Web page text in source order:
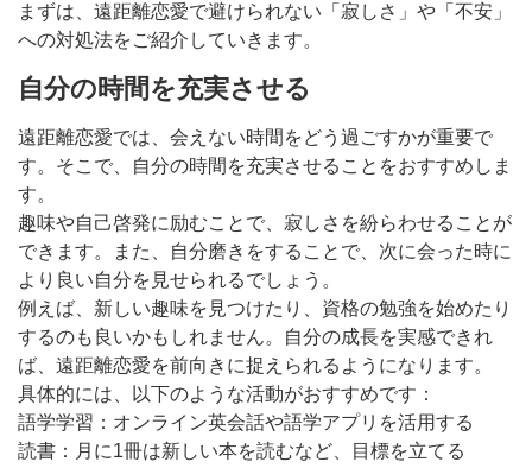
まずは、遠距離恋愛で避けられない「寂しさ」や「不安」
への対処法をご紹介していきます。
自分の時間を充実させる
遠距離恋愛では、会えない時間をどう過ごすかが重要で
す。そこで、自分の時間を充実させることをおすすめしま
す。
趣味や自己啓発に励むことで、寂しさを紛らわせることが
できます。また、自分磨きをすることで、次に会った時に
より良い自分を見せられるでしょう。
例えば、新しい趣味を見つけたり、資格の勉強を始めたり
するのも良いかもしれません。自分の成長を実感できれ
ば、遠距離恋愛を前向きに捉えられるようになります。
具体的には、以下のような活動がおすすめです：
語学学習：オンライン英会話や語学アプリを活用する
読書：月に1冊は新しい本を読むなど、目標を立てる